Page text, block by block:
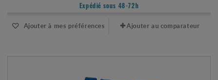
Expédié sous 48-72h
Ajouter à mes préférences Ajouter au comparateur